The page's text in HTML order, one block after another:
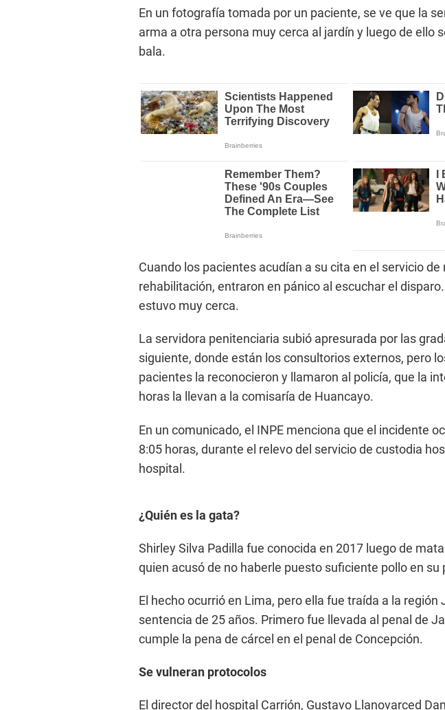
En un fotografía tomada por un paciente, se ve que la
arma a otra persona muy cerca al jardín y luego de ello
bala.
Cuando los pacientes acudían a su cita en el servicio
rehabilitación, entraron en pánico al escuchar el
estuvo muy cerca.
La servidora penitenciaria subió apresurada por las
siguiente, donde están los consultorios externos, pero
pacientes la reconocieron y llamaron al policía, que la
horas la llevan a la comisaría de Huancayo.
En un comunicado, el INPE menciona que el incidente
8:05 horas, durante el relevo del servicio de custodia
hospital.
¿Quién es la gata?
Shirley Silva Padilla fue conocida en 2017 luego de
quien acusó de no haberle puesto suficiente pollo en su
El hecho ocurrió en Lima, pero ella fue traída a la región
sentencia de 25 años. Primero fue llevada al penal de
cumple la pena de cárcel en el penal de Concepción.
Se vulneran protocolos
El director del hospital Carrión, Gustavo Llanovarced